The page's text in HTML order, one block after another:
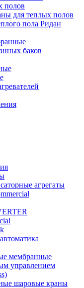
полов
для теплых полов
пола Ридан
баков
агрегаты
мембранные
управлением
шаровые краны